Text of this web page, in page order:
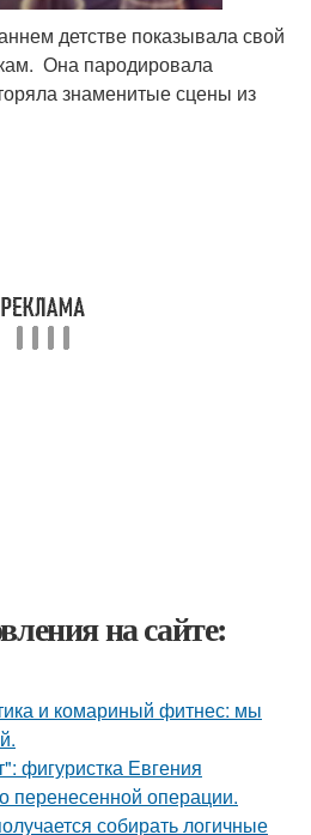
детстве показывала свой
Она пародировала
знаменитые сцены из
на сайте:
и комариный фитнес: мы
фигуристка Евгения
перенесенной операции.
собирать логичные